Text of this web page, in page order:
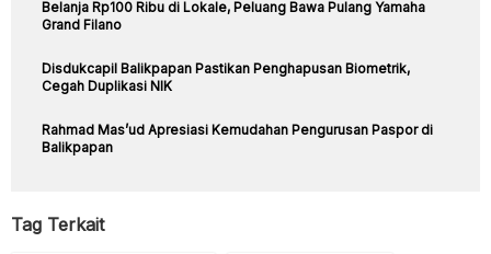
Belanja Rp100 Ribu di Lokale, Peluang Bawa Pulang Yamaha
Grand Filano
Disdukcapil Balikpapan Pastikan Penghapusan Biometrik,
Cegah Duplikasi NIK
Rahmad Mas’ud Apresiasi Kemudahan Pengurusan Paspor di
Balikpapan
Tag Terkait